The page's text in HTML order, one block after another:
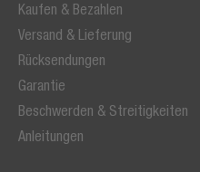
Kaufen & Bezahlen
Versand & Lieferung
Rücksendungen
Garantie
Beschwerden & Streitigkeiten
Anleitungen